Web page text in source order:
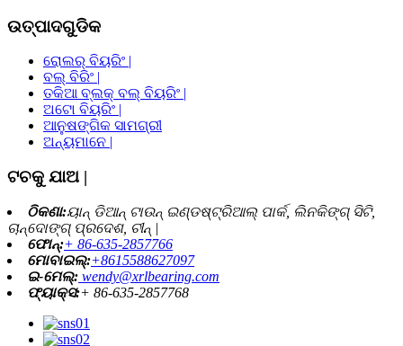
ଉତ୍ପାଦଗୁଡିକ
ରୋଲର୍ ବିୟରିଂ |
ବଲ୍ ବିରିଂ |
ତକିଆ ବ୍ଲକ୍ ବଲ୍ ବିୟରିଂ |
ଅଟୋ ବିୟରିଂ |
ଆନୁଷଙ୍ଗିକ ସାମଗ୍ରୀ
ଅନ୍ୟମାନେ |
ଟଚକୁ ଯାଅ |
ଠିକଣା:ୟାନ୍ ଡିଆନ୍ ଟାଉନ୍ ଇଣ୍ଡଷ୍ଟ୍ରିଆଲ୍ ପାର୍କ, ଲିନକିଙ୍ଗ୍ ସିଟି,
ଚାନ୍ଦୋଙ୍ଗ୍ ପ୍ରଦେଶ, ଚୀନ୍ |
ଫୋନ୍:+ 86-635-2857766
ମୋବାଇଲ୍:+8615588627097
ଇ-ମେଲ୍: wendy@xrlbearing.com
ଫ୍ୟାକ୍ସ:+ 86-635-2857768